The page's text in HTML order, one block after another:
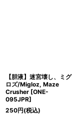
【胆液】迷宮壊し、ミグ
ロズ/Migloz, Maze
Crusher [ONE-
095JPR]
250円(税込)